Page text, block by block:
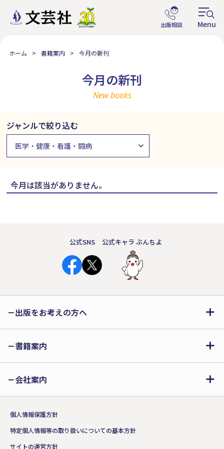
ホーム 書籍案内 今月の新刊
今月の新刊
New books
ジャンルで絞り込む
今月は該当がありません。
公式SNS 公式キャラ ぶんちよ
出版をお考えの方へ
書籍案内
会社案内
個人情報保護方針
特定個人情報等の取り扱いについての基本方針
サイトの運営方針